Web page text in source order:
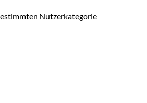
Nutzerkategorie